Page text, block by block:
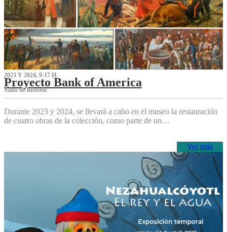
2023 Y 2024, 9-17 H.
Proyecto Bank of America
S‌alas de historia
Durante 2023 y 2024, se llevará a cabo en el museo la restauración
de cuatro obras de la colección, como parte de un…
Ver más